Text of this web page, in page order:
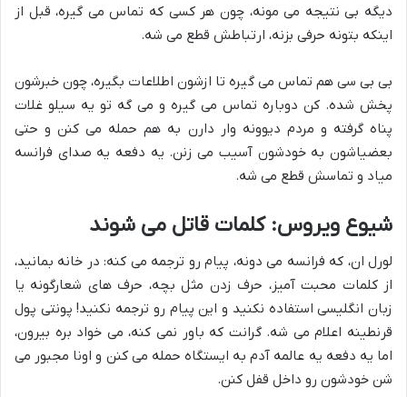
دیگه بی نتیجه می مونه، چون هر کسی که تماس می گیره، قبل از
اینکه بتونه حرفی بزنه، ارتباطش قطع می شه.
بی بی سی هم تماس می گیره تا ازشون اطلاعات بگیره، چون خبرشون
پخش شده. کن دوباره تماس می گیره و می گه تو یه سیلو غلات
پناه گرفته و مردم دیوونه وار دارن به هم حمله می کنن و حتی
بعضیاشون به خودشون آسیب می زنن. یه دفعه یه صدای فرانسه
میاد و تماسش قطع می شه.
شیوع ویروس: کلمات قاتل می شوند
لورل ان، که فرانسه می دونه، پیام رو ترجمه می کنه: در خانه بمانید،
از کلمات محبت آمیز، حرف زدن مثل بچه، حرف های شعارگونه یا
زبان انگلیسی استفاده نکنید و این پیام رو ترجمه نکنید! پونتی پول
قرنطینه اعلام می شه. گرانت که باور نمی کنه، می خواد بره بیرون،
اما یه دفعه یه عالمه آدم به ایستگاه حمله می کنن و اونا مجبور می
شن خودشون رو داخل قفل کنن.